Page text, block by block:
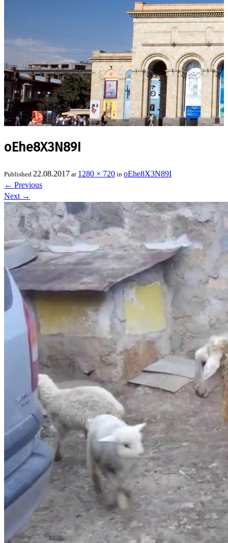
oEhe8X3N89I
Published 22.08.2017 at 1280 × 720 in oEhe8X3N89I
← Previous
Next →